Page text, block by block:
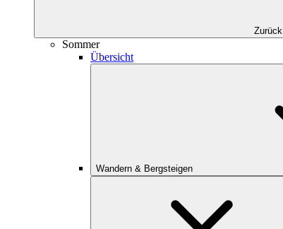
Zurück
Sommer
Übersicht
Wandern & Bergsteigen